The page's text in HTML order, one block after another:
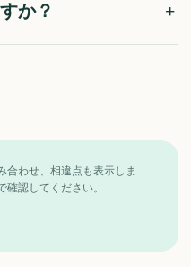
か？
合わせ、相違点も表示しま
認してください。